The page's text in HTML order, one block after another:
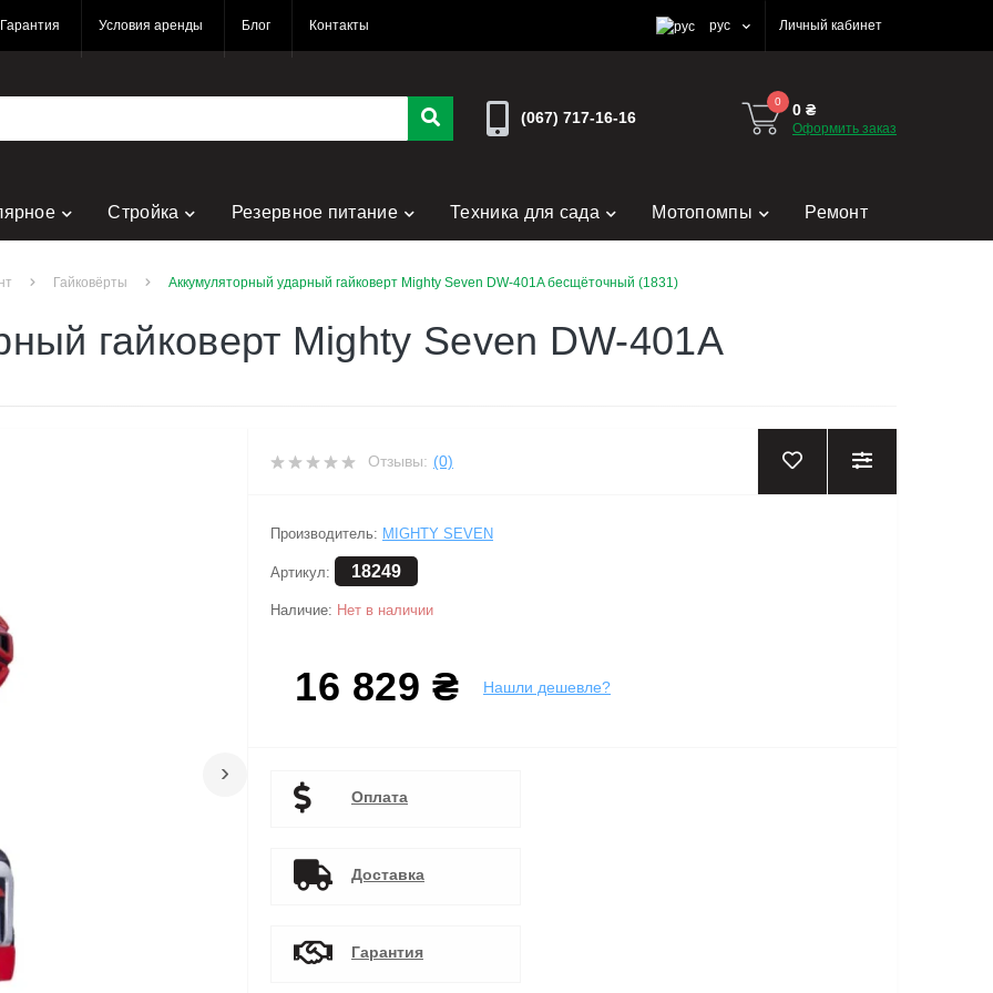
Гарантия Условия аренды Блог Контакты рус Личный кабинет
(067) 717-16-16
0 0 ₴
Оформить заказ
Стройка Резервное питание Техника для сада Мотопомпы Ремонт
Гайковёрты Аккумуляторный ударный гайковерт Mighty Seven DW-401A бесщёточный (1831)
гайковерт Mighty Seven DW-401A
›
Отзывы: (0)
Производитель: MIGHTY SEVEN
Артикул: 18249
Наличие: Нет в наличии
16 829 ₴ Нашли дешевле?
Оплата
Доставка
Гарантия